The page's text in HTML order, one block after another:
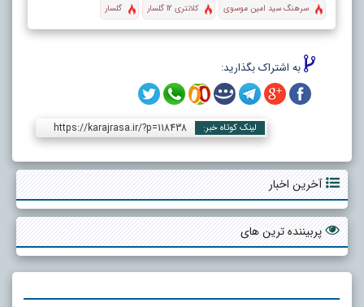
سرهنگ سید امین موسوی
کلانتری 12 گلسار گلسار
به اشتراک بگذارید:
لینک کوتاه خبر: https://karajrasa.ir/?p=118438
آخرین اخبار
پربیننده ترین های